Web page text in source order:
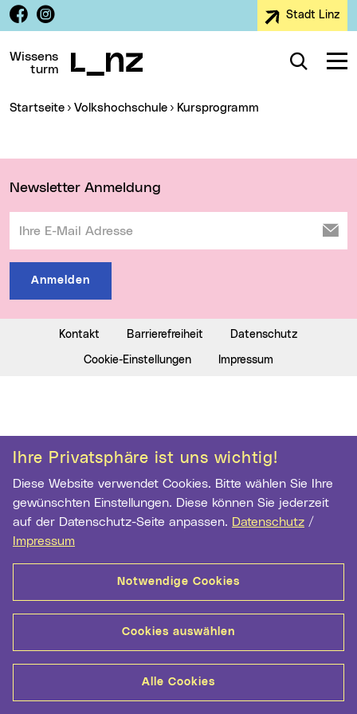
Zur Navigation
Zum Inhalt
Zur Suche
Ihre Privatsphäre ist uns wichtig!
Diese Website verwendet Cookies. Bitte wählen Sie Ihre
gewünschten Einstellungen. Diese können Sie jederzeit
auf der Datenschutz-Seite anpassen. Datenschutz /
Impressum
Notwendige Cookies
Cookies auswählen
Alle Cookies
Facebook
Instagram Stadt Linz
Wissens
turm
Suche
Sie sind hier:
Startseite Volkshochschule Kursprogramm
Newsletter Anmeldung
Anmelden
Kontakt Barrierefreiheit Datenschutz
Cookie-Einstellungen Impressum